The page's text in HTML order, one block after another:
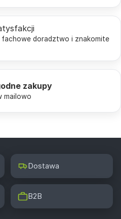
fachowe doradztwo i znakomite
zakupy
mailowo
Dostawa
B2B